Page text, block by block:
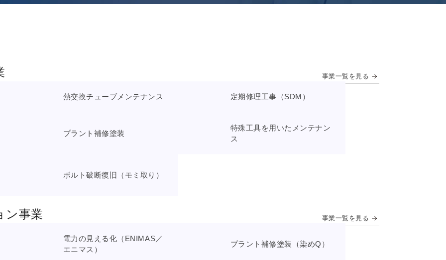
事業一覧を見る
熱交換チューブメンテナンス 定期修理工事（SDM）
プラント補修塗装
特殊工具を用いたメンテナン
ス
ボルト破断復旧（モミ取り）
ン事業 事業一覧を見る
電力の見える化（ENIMAS／
エニマス）
プラント補修塗装（染めQ）